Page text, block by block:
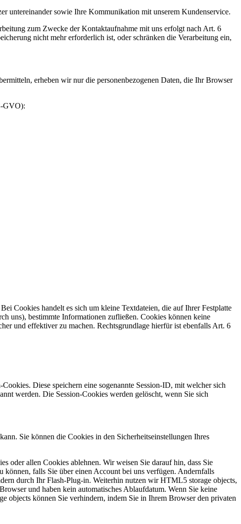
untereinander sowie Ihre Kommunikation mit unserem Kundenservice.
zum Zwecke der Kontaktaufnahme mit uns erfolgt nach Art. 6
nicht mehr erforderlich ist, oder schränken die Verarbeitung ein,
erheben wir nur die personenbezogenen Daten, die Ihr Browser
GVO):
Cookies handelt es sich um kleine Textdateien, die auf Ihrer Festplatte
uns), bestimmte Informationen zufließen. Cookies können keine
und effektiver zu machen. Rechtsgrundlage hierfür ist ebenfalls Art. 6
Diese speichern eine sogenannte Session-ID, mit welcher sich
werden. Die Session-Cookies werden gelöscht, wenn Sie sich
Sie können die Cookies in den Sicherheitseinstellungen Ihres
oder allen Cookies ablehnen. Wir weisen Sie darauf hin, dass Sie
können, falls Sie über einen Account bei uns verfügen. Andernfalls
durch Ihr Flash-Plug-in. Weiterhin nutzen wir HTML5 storage objects,
und haben kein automatisches Ablaufdatum. Wenn Sie keine
objects können Sie verhindern, indem Sie in Ihrem Browser den privaten